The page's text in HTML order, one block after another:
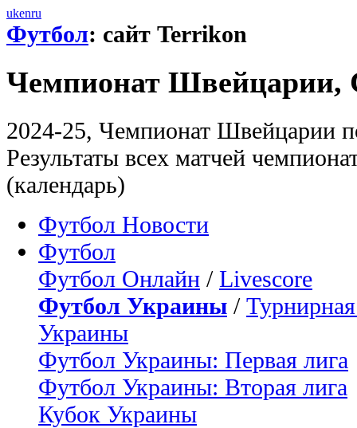
ukenru
Футбол: сайт Terrikon
Чемпионат Швейцарии,
2024-25, Чемпионат Швейцарии
Результаты всех матчей
(календарь)
Футбол Новости
Футбол
Футбол Онлайн / Livescore
Футбол Украины /
Украины
Футбол Украины: Первая лига
Футбол Украины: Вторая лига
Кубок Украины